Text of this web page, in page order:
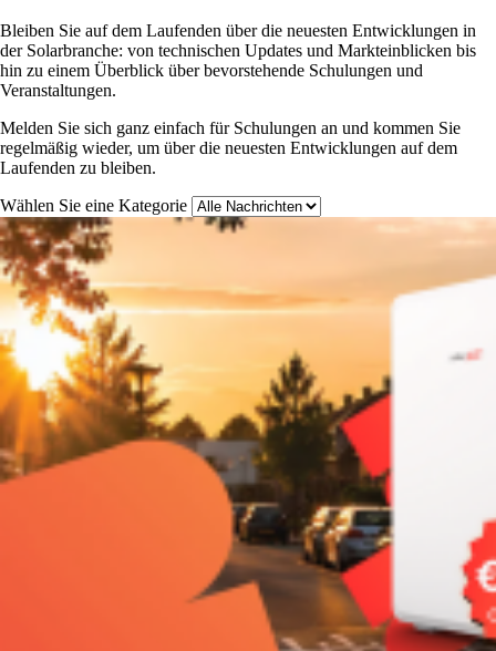
Bleiben Sie auf dem Laufenden über die neuesten Entwicklungen in
der Solarbranche: von technischen Updates und Markteinblicken bis
hin zu einem Überblick über bevorstehende Schulungen und
Veranstaltungen.
Melden Sie sich ganz einfach für Schulungen an und kommen Sie
regelmäßig wieder, um über die neuesten Entwicklungen auf dem
Laufenden zu bleiben.
Wählen Sie eine Kategorie